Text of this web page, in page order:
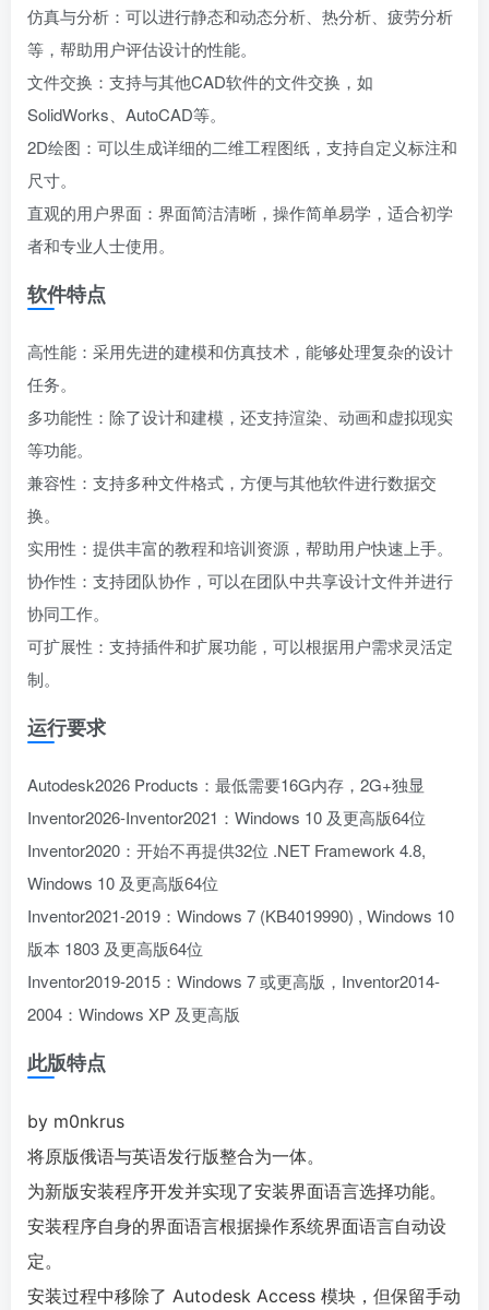
仿真与分析：可以进行静态和动态分析、热分析、疲劳分析
等，帮助用户评估设计的性能。
文件交换：支持与其他CAD软件的文件交换，如
SolidWorks、AutoCAD等。
2D绘图：可以生成详细的二维工程图纸，支持自定义标注和
尺寸。
直观的用户界面：界面简洁清晰，操作简单易学，适合初学
者和专业人士使用。
软件特点
高性能：采用先进的建模和仿真技术，能够处理复杂的设计
任务。
多功能性：除了设计和建模，还支持渲染、动画和虚拟现实
等功能。
兼容性：支持多种文件格式，方便与其他软件进行数据交
换。
实用性：提供丰富的教程和培训资源，帮助用户快速上手。
协作性：支持团队协作，可以在团队中共享设计文件并进行
协同工作。
可扩展性：支持插件和扩展功能，可以根据用户需求灵活定
制。
运行要求
Autodesk2026 Products：最低需要16G内存，2G+独显
Inventor2026-Inventor2021：Windows 10 及更高版64位
Inventor2020：开始不再提供32位 .NET Framework 4.8,
Windows 10 及更高版64位
Inventor2021-2019：Windows 7 (KB4019990) , Windows 10
版本 1803 及更高版64位
Inventor2019-2015：Windows 7 或更高版，Inventor2014-
2004：Windows XP 及更高版
此版特点
by m0nkrus
将原版俄语与英语发行版整合为一体。
为新版安装程序开发并实现了安装界面语言选择功能。
安装程序自身的界面语言根据操作系统界面语言自动设
定。
安装过程中移除了 Autodesk Access 模块，但保留手动